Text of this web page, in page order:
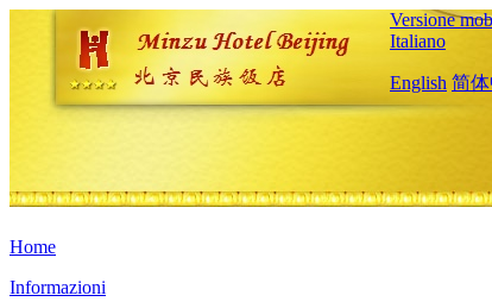
Versione
Italiano
English 简
Home
Informazioni